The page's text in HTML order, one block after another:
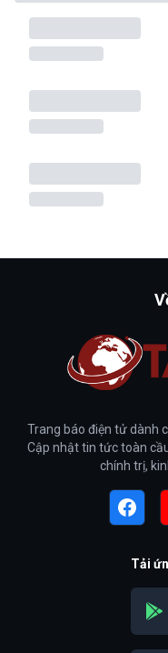
Trang báo điện tử dành
Cập nhật tin tức toàn
chính trị,
Tải